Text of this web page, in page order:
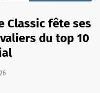
Classic fête ses
du top 10